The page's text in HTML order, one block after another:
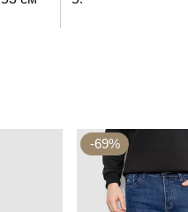
-69%